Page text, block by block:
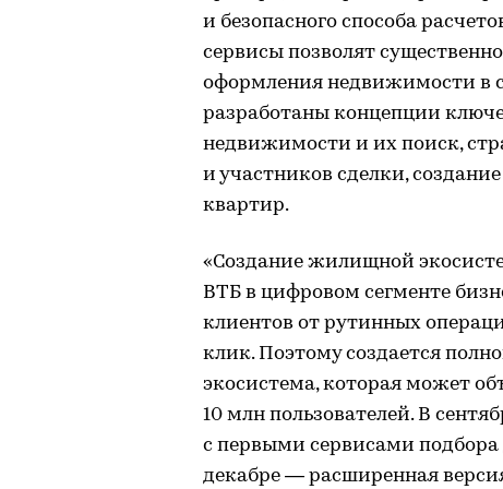
и безопасного способа
сервисы позволят
оформления недвижимости в
разработаны концепции
недвижимости и их поиск,
и участников сделки,
квартир.
«Создание жилищной
ВТБ в цифровом сегменте
клиентов от рутинных
клик. Поэтому создается
экосистема, которая может
10 млн пользователей. В
с первыми сервисами подбора
декабре — расширенная